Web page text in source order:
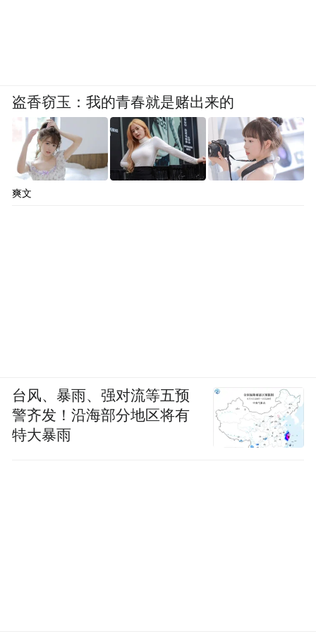
盗香窃玉：我的青春就是赌出来的
爽文
台风、暴雨、强对流等五预
警齐发！沿海部分地区将有
特大暴雨